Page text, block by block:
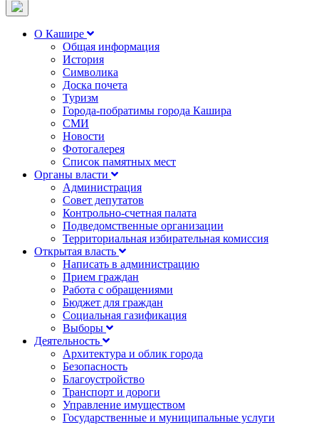
О Кашире
Общая информация
История
Символика
Доска почета
Туризм
Города-побратимы города Кашира
СМИ
Новости
Фотогалерея
Список памятных мест
Органы власти
Администрация
Совет депутатов
Контрольно-счетная палата
Подведомственные организации
Территориальная избирательная комиссия
Открытая власть
Написать в администрацию
Прием граждан
Работа с обращениями
Бюджет для граждан
Социальная газификация
Выборы
Деятельность
Архитектура и облик города
Безопасность
Благоустройство
Транспорт и дороги
Управление имуществом
Государственные и муниципальные услуги